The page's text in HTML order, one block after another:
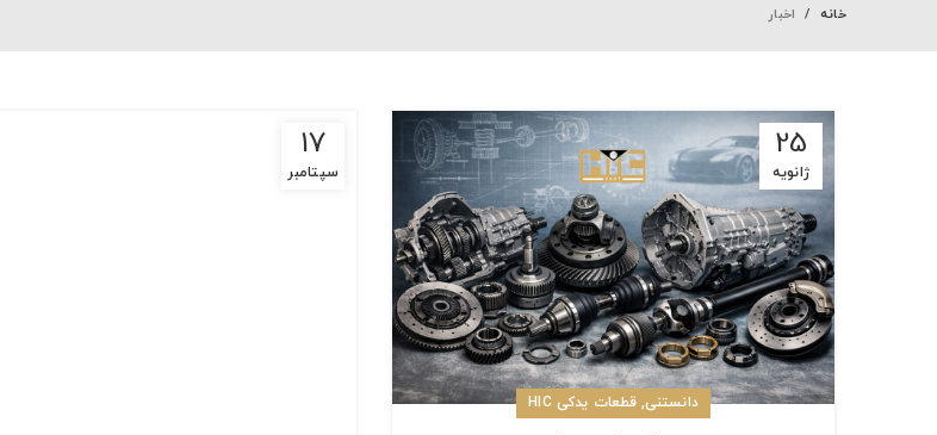
خانه اخبار
25
ژانویه
دانستنی, قطعات یدکی HIC
17
سپتامبر